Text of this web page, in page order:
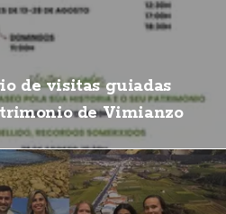
de visitas guiadas
de Vimianzo